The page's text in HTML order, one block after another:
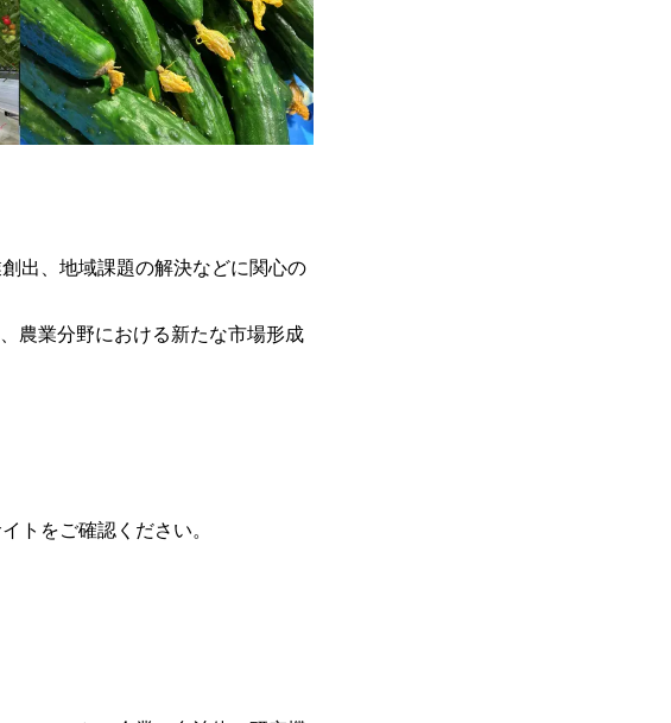
出、地域課題の解決などに関心の
農業分野における新たな市場形成
トをご確認ください。